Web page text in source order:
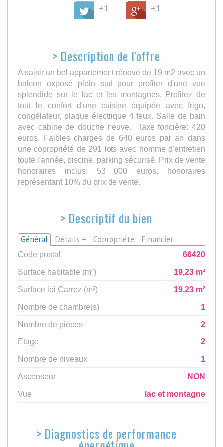
+1 +1
> Description de l'offre
A saisir un bel appartement rénové de 19 m2 avec un
balcon exposé plein sud pour profiter d'une vue
splendide sur le lac et les montagnes. Profitez de
tout le confort d'une cuisine équipée avec frigo,
congélateur, plaque électrique 4 feux. Salle de bain
avec cabine de douche neuve. Taxe foncière: 420
euros. Faibles charges de 640 euros par an dans
une copropriété de 291 lots avec homme d'entretien
toute l'année, piscine, parking sécurisé. Prix de vente
honoraires inclus: 53 000 euros, honoraires
représentant 10% du prix de vente.
> Descriptif du bien
Général Détails + Copropriété Financier
Code postal
66420
Surface habitable (m²)
19,23 m²
Surface loi Carrez (m²)
19,23 m²
Nombre de chambre(s)
1
Nombre de pièces
2
Etage
2
Nombre de niveaux
1
Ascenseur
NON
Vue
lac et montagne
> Diagnostics de performance